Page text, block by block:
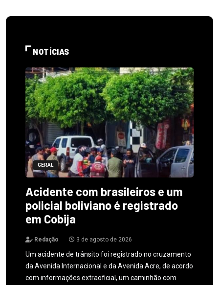
NOTÍCIAS
GERAL
Acidente com brasileiros e um
policial boliviano é registrado
em Cobija
Redação 3 de agosto de 2026
Um acidente de trânsito foi registrado no cruzamento
da Avenida Internacional e da Avenida Acre, de acordo
com informações extraoficial, um caminhão com